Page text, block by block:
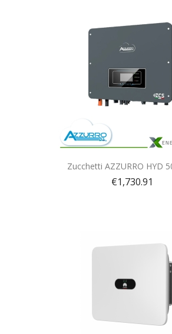
Quick view
Zucchetti AZZURRO HYD
€1,730.91